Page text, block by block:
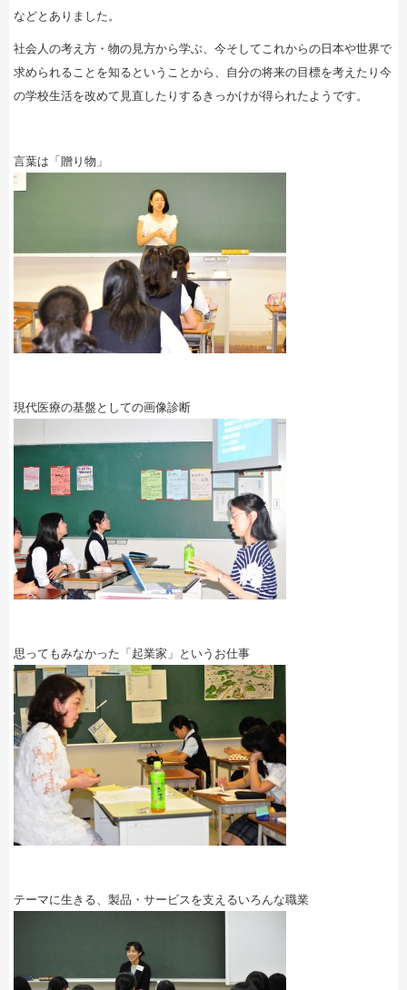
などとありました。
社会人の考え方・物の見方から学ぶ、今そしてこれからの日本や世界で
求められることを知るということから、自分の将来の目標を考えたり今
の学校生活を改めて見直したりするきっかけが得られたようです。
言葉は「贈り物」
現代医療の基盤としての画像診断
思ってもみなかった「起業家」というお仕事
テーマに生きる、製品・サービスを支えるいろんな職業